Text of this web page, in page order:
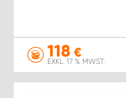
118 €
EXKL. 17 % MWST.